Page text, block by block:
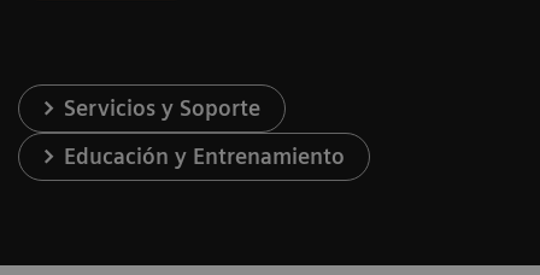
Servicios y Soporte
Educación y Entrenamiento